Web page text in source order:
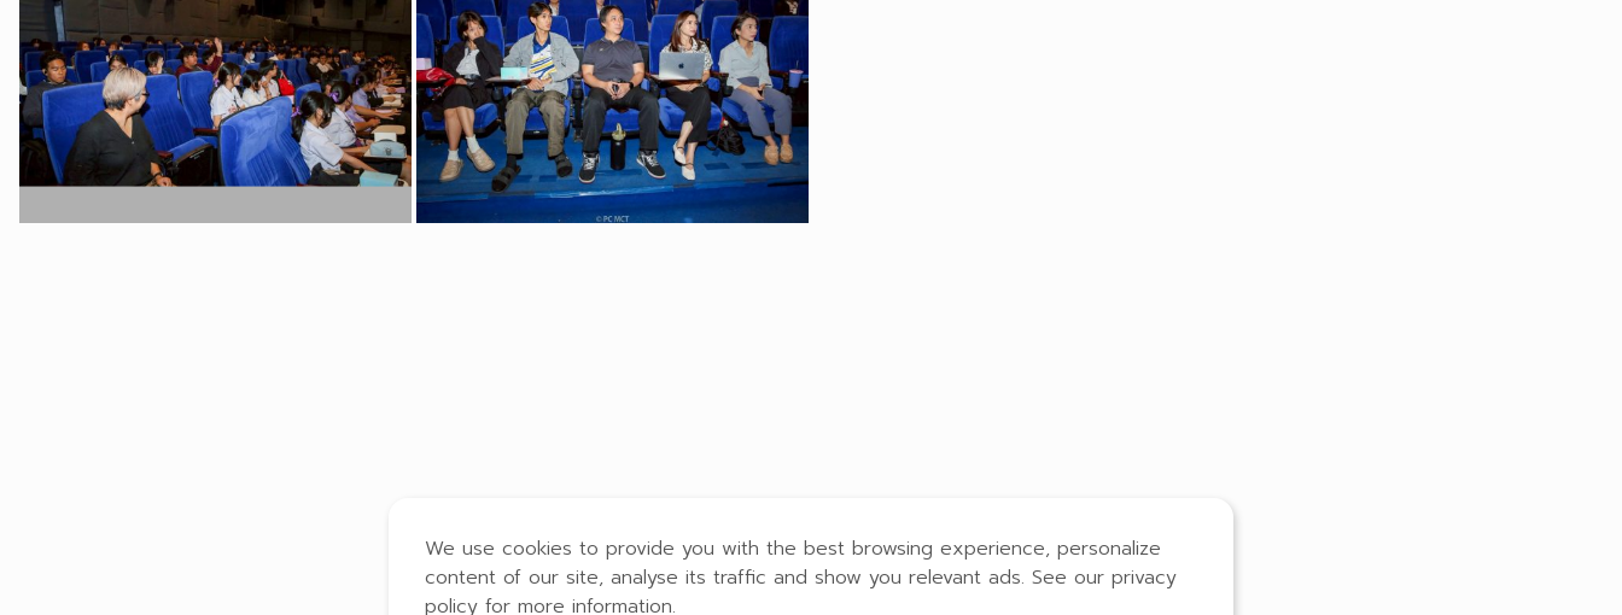
We use cookies to provide you with the best browsing experience, personalize
content of our site, analyse its traffic and show you relevant ads. See our privacy
policy for more information.